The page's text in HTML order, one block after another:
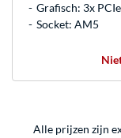
Grafisch: 3x
Socket: AM5
Alle prijzen zijn